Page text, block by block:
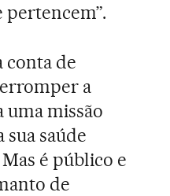
pertencem”.
conta de
a
uma missão
saúde
é público e
de